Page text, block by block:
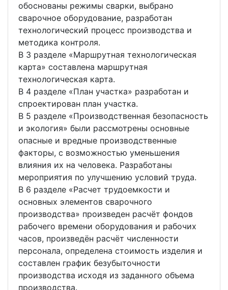
обоснованы режимы сварки, выбрано
сварочное оборудование, разработан
технологический процесс производства и
методика контроля.
В 3 разделе «Маршрутная технологическая
карта» составлена маршрутная
технологическая карта.
В 4 разделе «План участка» разработан и
спроектирован план участка.
В 5 разделе «Производственная безопасность
и экология» были рассмотрены основные
опасные и вредные производственные
факторы, с возможностью уменьшения
влияния их на человека. Разработаны
мероприятия по улучшению условий труда.
В 6 разделе «Расчет трудоемкости и
основных элементов сварочного
производства» произведен расчёт фондов
рабочего времени оборудования и рабочих
часов, произведён расчёт численности
персонала, определена стоимость изделия и
составлен график безубыточности
производства исходя из заданного объема
производства.